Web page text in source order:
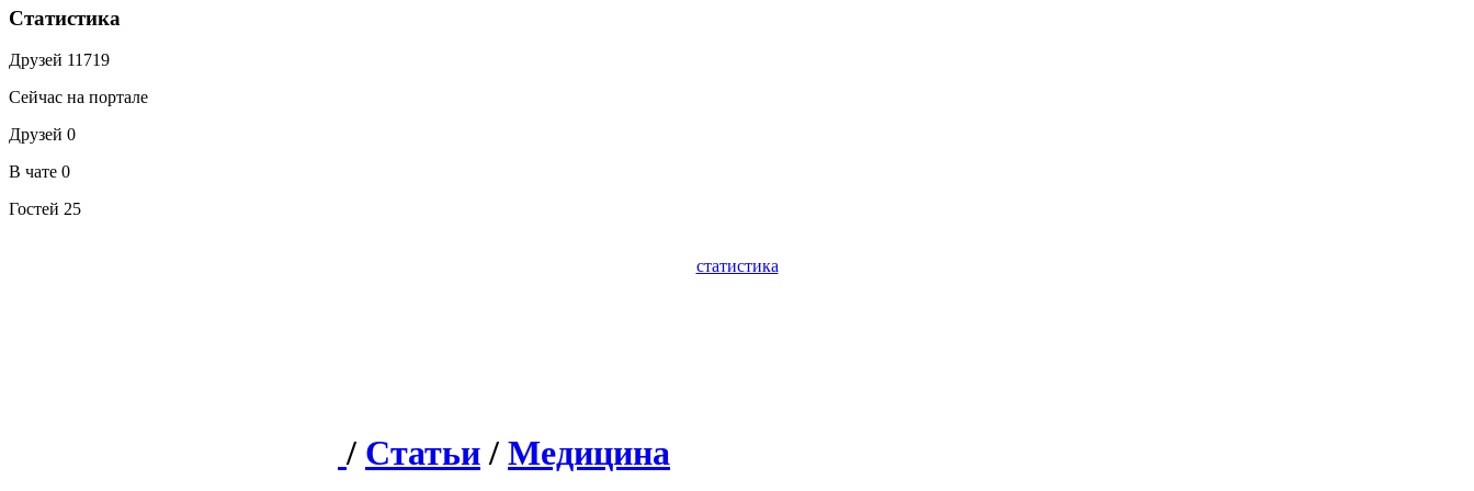
Статистика
Друзей 11719
Сейчас на портале
Друзей 0
В чате 0
Гостей 25
статистика
/ Статьи / Медицина